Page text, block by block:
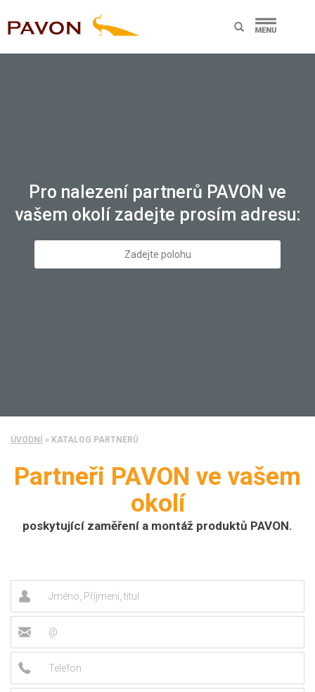
Pro nalezení partnerů PAVON ve
vašem okolí zadejte prosím adresu:
ÚVODNÍ » KATALOG PARTNERŮ
Partneři PAVON ve vašem
okolí
poskytující zaměření a montáž produktů PAVON.